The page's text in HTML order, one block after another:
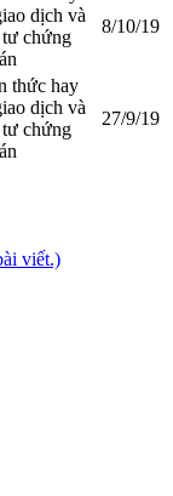
dịch và
tư chứng
8/10/19
thức hay
dịch và
tư chứng
27/9/19
viết.)